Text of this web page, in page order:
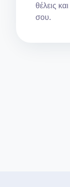
θέλεις
σου.